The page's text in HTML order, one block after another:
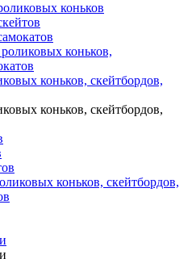
коньков
коньков,
коньков, скейтбордов,
коньков, скейтбордов,
коньков, скейтбордов,